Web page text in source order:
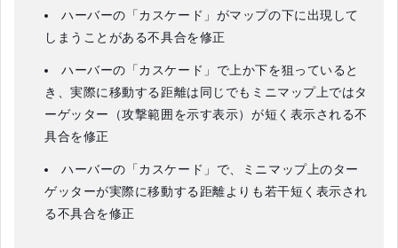
ハーバーの「カスケード」がマップの下に出現して
しまうことがある不具合を修正
ハーバーの「カスケード」で上か下を狙っていると
き、実際に移動する距離は同じでもミニマップ上ではタ
ーゲッター（攻撃範囲を示す表示）が短く表示される不
具合を修正
ハーバーの「カスケード」で、ミニマップ上のター
ゲッターが実際に移動する距離よりも若干短く表示され
る不具合を修正